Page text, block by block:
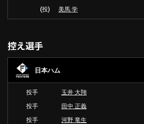
(投) 美馬 学
控え選手
日本ハム
投手 玉井 大翔
投手
田中 正義
投手
河野 竜生